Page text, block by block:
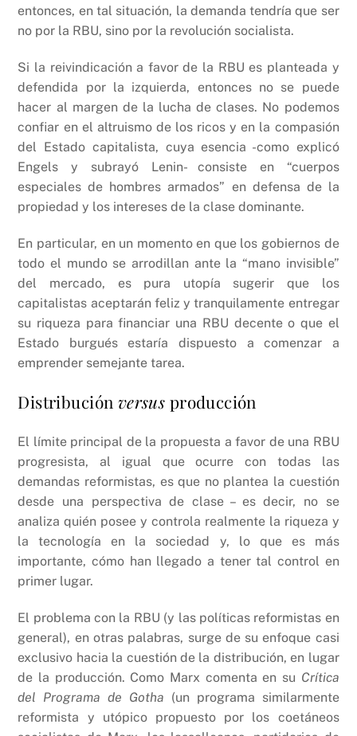
entonces, en tal situación, la demanda tendría que ser
no por la RBU, sino por la revolución socialista.
Si la reivindicación a favor de la RBU es planteada y
defendida por la izquierda, entonces no se puede
hacer al margen de la lucha de clases. No podemos
confiar en el altruismo de los ricos y en la compasión
del Estado capitalista, cuya esencia -como explicó
Engels y subrayó Lenin- consiste en “cuerpos
especiales de hombres armados” en defensa de la
propiedad y los intereses de la clase dominante.
En particular, en un momento en que los gobiernos de
todo el mundo se arrodillan ante la “mano invisible”
del mercado, es pura utopía sugerir que los
capitalistas aceptarán feliz y tranquilamente entregar
su riqueza para financiar una RBU decente o que el
Estado burgués estaría dispuesto a comenzar a
emprender semejante tarea.
Distribución versus producción
El límite principal de la propuesta a favor de una RBU
progresista, al igual que ocurre con todas las
demandas reformistas, es que no plantea la cuestión
desde una perspectiva de clase – es decir, no se
analiza quién posee y controla realmente la riqueza y
la tecnología en la sociedad y, lo que es más
importante, cómo han llegado a tener tal control en
primer lugar.
El problema con la RBU (y las políticas reformistas en
general), en otras palabras, surge de su enfoque casi
exclusivo hacia la cuestión de la distribución, en lugar
de la producción. Como Marx comenta en su Crítica
del Programa de Gotha (un programa similarmente
reformista y utópico propuesto por los coetáneos